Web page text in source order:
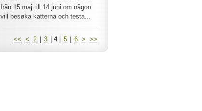
från 15 maj till 14 juni om någon
vill besøka katterna och testa...
<< < 2 3 4 5 6 > >>